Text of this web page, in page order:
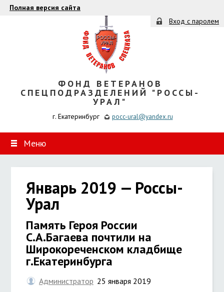
Полная версия сайта
Вход с паролем
ФОНД ВЕТЕРАНОВ
СПЕЦПОДРАЗДЕЛЕНИЙ "РОССЫ-
УРАЛ"
г. Екатеринбург pocc-ural@yandex.ru
Меню
Январь 2019 — Россы-
Урал
Память Героя России
С.А.Багаева почтили на
Широкореченском кладбище
г.Екатеринбурга
Администратор 25 января 2019